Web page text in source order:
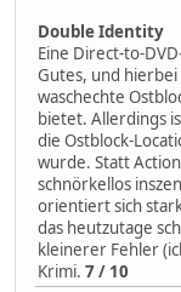
Double Identity
Eine Direct-to-
Gutes, und hierbei
waschechte
bietet. Allerdings
die Ostblock-
wurde. Statt
schnörkellos
orientiert sich
das heutzutage
kleinerer Fehler
Krimi. 7 / 10